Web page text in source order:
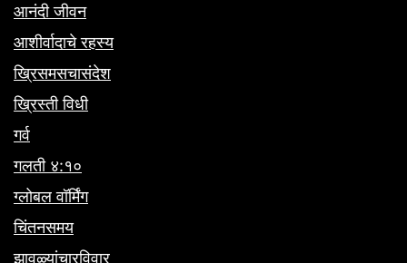
आनंदी जीवन
आशीर्वादाचे रहस्य
ख्रिसमसचासंदेश
ख्रिस्ती विधी
गर्व
गलती ४:१०
ग्लोबल वॉर्मिंग
चिंतनसमय
झावळ्यांचारविवार